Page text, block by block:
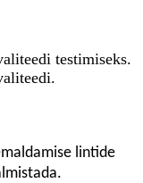
testimiseks.
lintide